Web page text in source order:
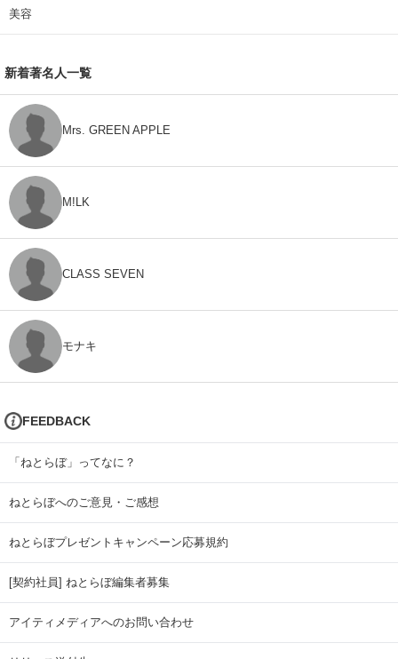
美容
新着著名人一覧
Mrs. GREEN APPLE
M!LK
CLASS SEVEN
モナキ
FEEDBACK
「ねとらぼ」ってなに？
ねとらぼへのご意見・ご感想
ねとらぼプレゼントキャンペーン応募規約
[契約社員] ねとらぼ編集者募集
アイティメディアへのお問い合わせ